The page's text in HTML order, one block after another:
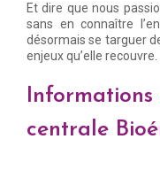
Et dire que nous
sans en connaître
désormais se targuer
enjeux qu’elle recouvre.
centrale